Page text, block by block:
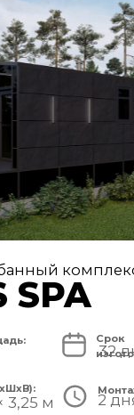
5 дней
80 дней
Срок
изготовления: